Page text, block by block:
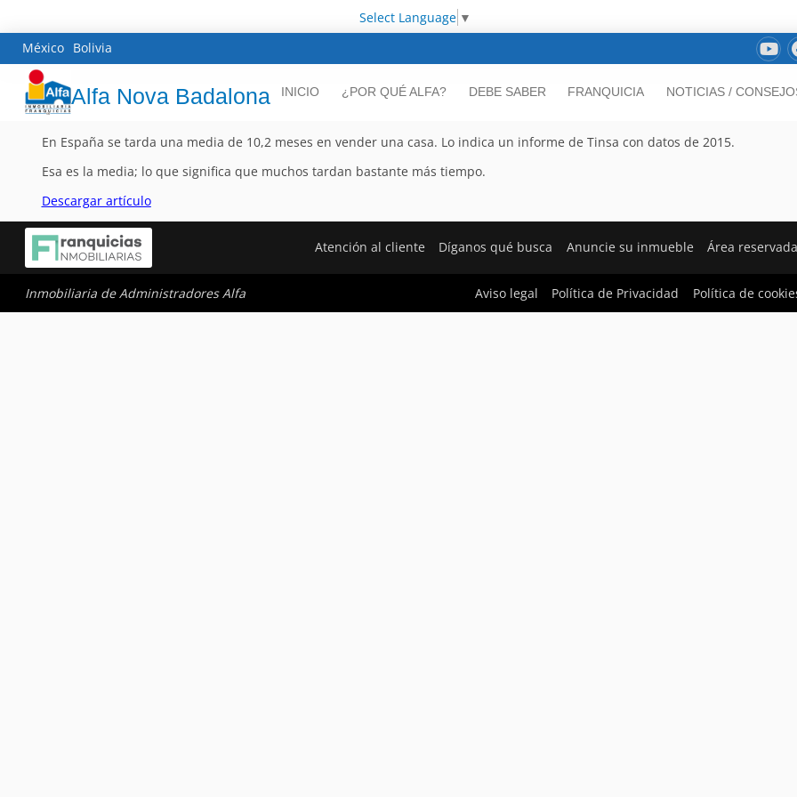
Select Language ▼
México Bolivia
Alfa Nova Badalona INICIO ¿POR QUÉ ALFA? DEBE SABER FRANQUICIA NOTICIAS /
En España se tarda una media de 10,2 meses en vender una casa. Lo indica un informe de Tinsa con datos de 2015.
Esa es la media; lo que significa que muchos tardan bastante más tiempo.
Descargar artículo
Atención al cliente Díganos qué busca Anuncie su inmueble Área reservada
Inmobiliaria de Administradores Alfa Aviso legal Política de Privacidad Política de